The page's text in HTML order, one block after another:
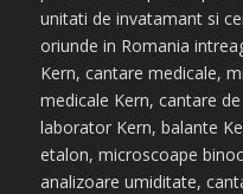
unitati de invatamant si
oriunde in Romania
Kern, cantare medicale,
medicale Kern, cantare
laborator Kern, balante
etalon, microscoape
analizoare umiditate,